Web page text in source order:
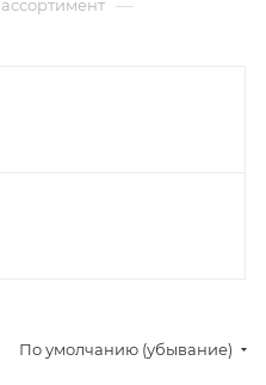
—
По умолчанию (убывание)